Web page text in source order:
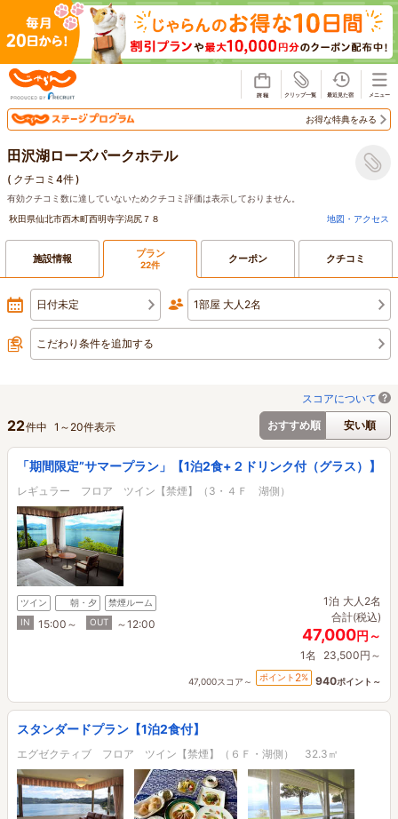
お得な特典をみる
田沢湖ローズパークホテル
( クチコミ4件)
有効クチコミ数に達していないためクチコミ評価は表示しておりません。
秋田県仙北市西木町西明寺字潟尻７８
地図・アクセス
施設情報 プラン
22件 クーポン クチコミ
日付未定 1部屋 大人2名
こだわり条件を追加する
スコアについて
おすすめ順
安い順
22件中 1 ～ 20件表示
「期間限定”サマープラン」【1泊2食+２ドリンク付（グラス）】
レギュラー フロア ツイン【禁煙】（3・４Ｆ 湖側）
ツイン 朝・夕
禁煙ルーム
IN
15:00～ OUT ～12:00
1泊 大人2名
合計(税込)
47,000円～
1名 23,500円～
47,000スコア～ ポイント 2% 940ポイント～
スタンダードプラン【1泊2食付】
エグゼクティブ フロア ツイン【禁煙】（６Ｆ・湖側） 32.3㎡